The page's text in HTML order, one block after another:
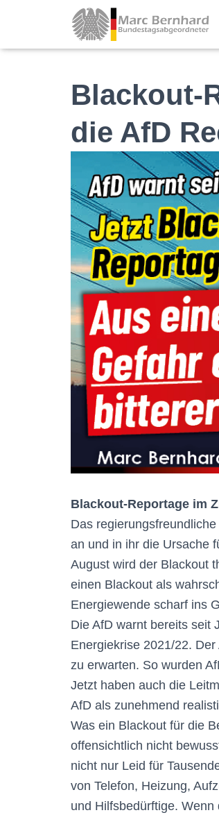
Blackout-
die AfD
Blackout-Reportage im
Das
an und in ihr die Ursache
August wird der Blackout
einen Blackout als
Energiewende scharf ins
Die AfD warnt bereits seit
Energiekrise 2021/22.
zu erwarten. So wurden
Jetzt haben auch die
AfD als zunehmend
Was ein Blackout für die
offensichtlich nicht
nicht nur Leid für
von Telefon, Heizung,
und Hilfsbedürftige.